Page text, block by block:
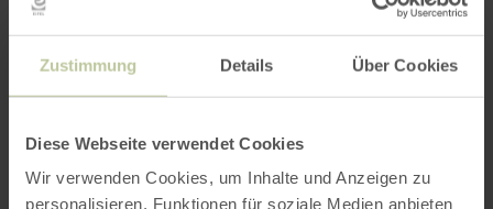
Zustimmung Details Über Cookies
Diese Webseite verwendet Cookies
Wir verwenden Cookies, um Inhalte und Anzeigen zu
personalisieren, Funktionen für soziale Medien anbieten
groupes de plus de 10 personnes se signalent à
l'avance au 02444/9510-0. Sinon, aucune
inscription n’est nécessaire pour les visites
gratuites.
Durée : environ 3 heures
Heure : 14h00